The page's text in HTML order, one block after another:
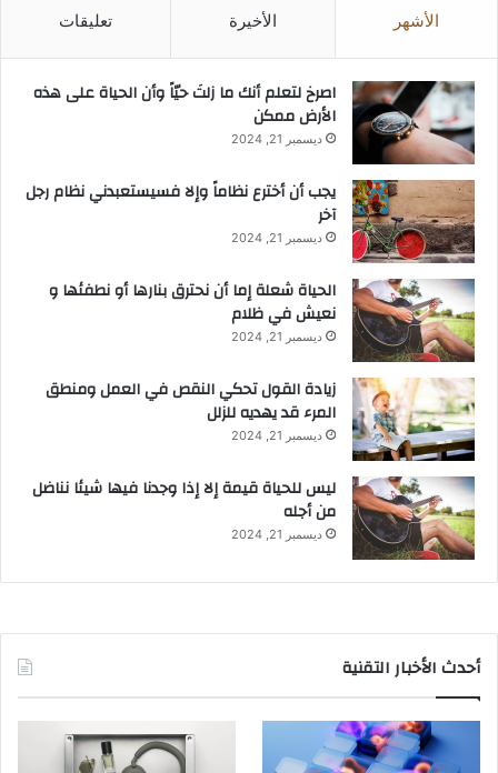
الأشهر الأخيرة تعليقات
‫اصرخ لتعلم أنك ما زلتَ حيّاً وأن الحياة على هذه
الأرض ممكن
ديسمبر 21, 2024
يجب أن أخترع نظاماً وإلا فسيستعبدني نظام رجل
آخر
ديسمبر 21, 2024
الحياة شعلة إما أن نحترق بنارها أو نطفئها و
نعيش في ظلام
ديسمبر 21, 2024
زيادة القول تحكي النقص في العمل ومنطق
المرء قد يهديه للزلل
ديسمبر 21, 2024
ليس للحياة قيمة إلا إذا وجدنا فيها شيئا نناضل
من أجله
ديسمبر 21, 2024
أحدث الأخبار التقنية